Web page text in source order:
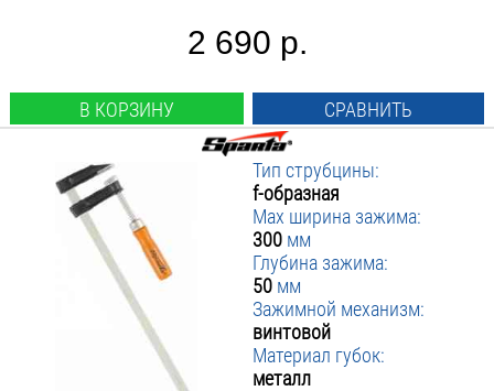
2 690 р.
В КОРЗИНУ СРАВНИТЬ
Тип струбцины:
f-образная
Max ширина зажима:
300 мм
Глубина зажима:
50 мм
Зажимной механизм:
винтовой
Материал губок:
металл